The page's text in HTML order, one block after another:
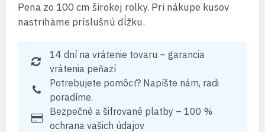
Pena zo 100 cm širokej rolky. Pri nákupe kusov
nastriháme príslušnú dĺžku.
14 dní na vrátenie tovaru – garancia
vrátenia peňazí
Potrebujete pomôcť? Napíšte nám, radi
poradíme.
Bezpečné a šifrované platby – 100 %
ochrana vašich údajov